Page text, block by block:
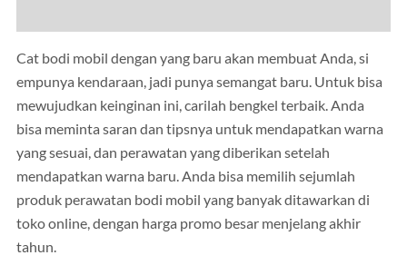
Cat bodi mobil dengan yang baru akan membuat Anda, si
empunya kendaraan, jadi punya semangat baru. Untuk bisa
mewujudkan keinginan ini, carilah bengkel terbaik. Anda
bisa meminta saran dan tipsnya untuk mendapatkan warna
yang sesuai, dan perawatan yang diberikan setelah
mendapatkan warna baru. Anda bisa memilih sejumlah
produk perawatan bodi mobil yang banyak ditawarkan di
toko online, dengan harga promo besar menjelang akhir
tahun.